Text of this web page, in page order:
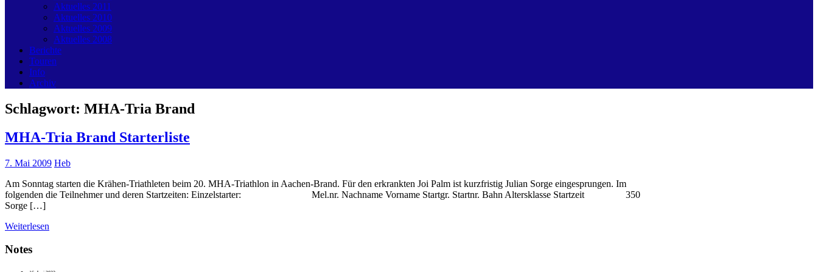
Aktuelles 2011
Aktuelles 2010
Aktuelles 2009
Aktuelles 2008
Berichte
Touren
Info
Archiv
Schlagwort: MHA-Tria Brand
MHA-Tria Brand Starterliste
7. Mai 2009 Heb
Am Sonntag starten die Krähen-Triathleten beim 20. MHA-Triathlon in Aachen-Brand. Für den erkrankten Joi Palm ist kurzfristig Julian Sorge eingesprungen. Im
folgenden die Teilnehmer und deren Startzeiten: Einzelstarter: Mel.nr. Nachname Vorname Startgr. Startnr. Bahn Altersklasse Startzeit 350
Sorge […]
Weiterlesen
Notes